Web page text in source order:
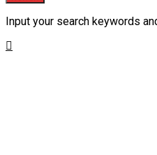
Input your search keywords